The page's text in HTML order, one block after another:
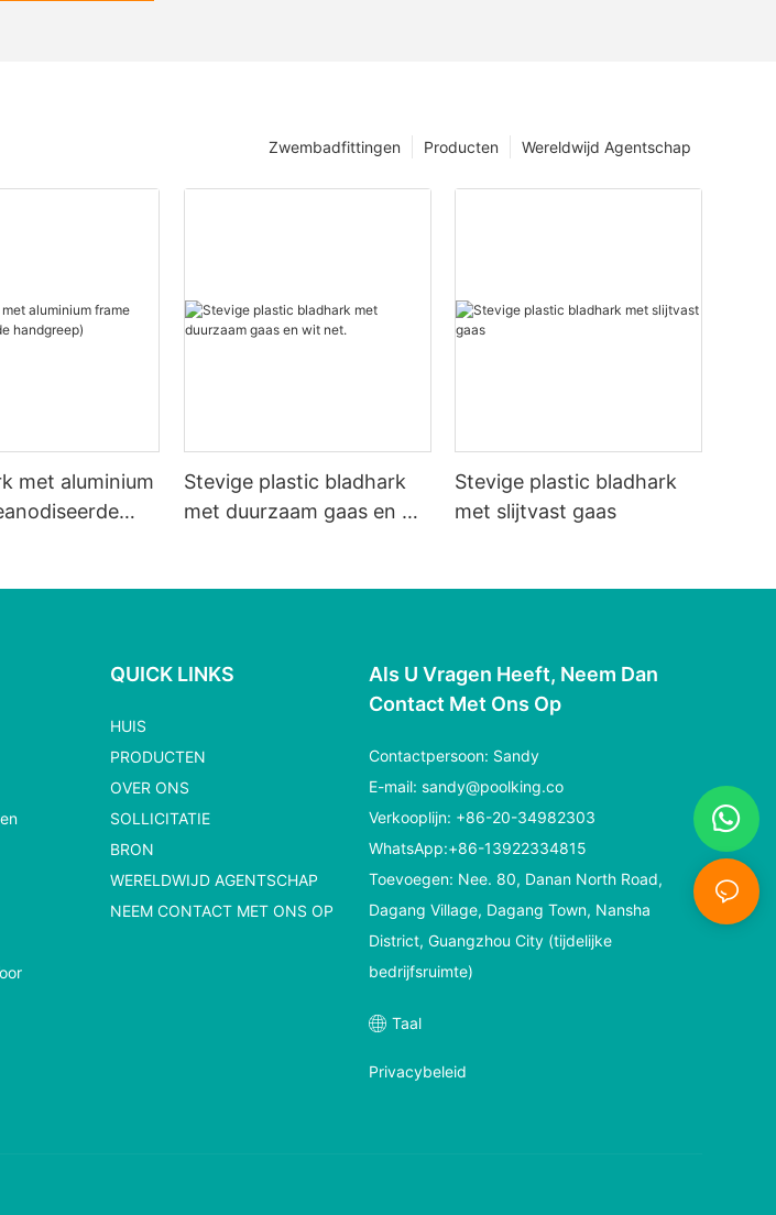
Wereldwijd Agentschap
Producten
Zwembadfittingen
met aluminium
Stevige plastic bladhark
met duurzaam gaas en wit
Stevige plastic bladhark
met slijtvast gaas
QUICK LINKS
HUIS
PRODUCTEN
OVER ONS
SOLLICITATIE
BRON
WERELDWIJD AGENTSCHAP
NEEM CONTACT MET ONS OP
Als U Vragen Heeft, Neem Dan
Contact Met Ons Op
Contactpersoon: Sandy
E-mail:sandy@poolking.co
Verkooplijn: +86-20-34982303
WhatsApp:+86-13922334815
Toevoegen: Nee. 80, Danan North Road,
Dagang Village, Dagang Town, Nansha
District, Guangzhou City (tijdelijke
bedrijfsruimte)
Taal
Privacybeleid